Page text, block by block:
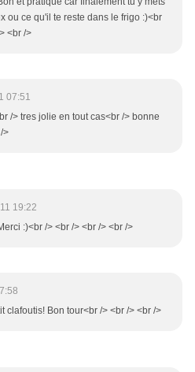
ou ce qu'il te reste dans le frigo :)<br
<br />
07:51
/> tres jolie en tout cas<br /> bonne
>
19:22
:)<br /> <br /> <br /> <br />
clafoutis! Bon tour<br /> <br /> <br />